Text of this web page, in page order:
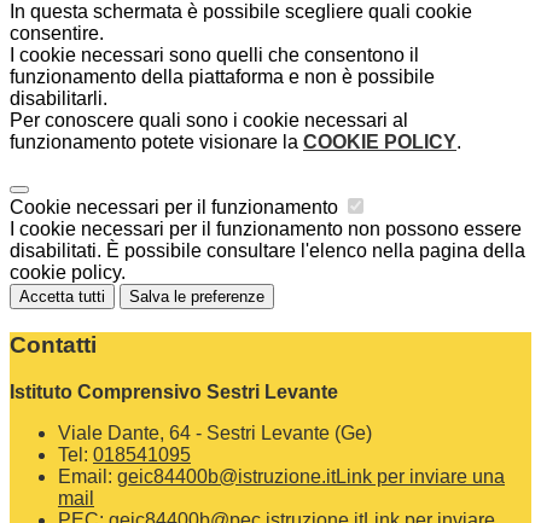
In questa schermata è possibile scegliere quali cookie
consentire.
I cookie necessari sono quelli che consentono il
funzionamento della piattaforma e non è possibile
disabilitarli.
Per conoscere quali sono i cookie necessari al
funzionamento potete visionare la COOKIE POLICY.
Cookie necessari per il funzionamento
I cookie necessari per il funzionamento non possono essere
disabilitati. È possibile consultare l'elenco nella pagina della
cookie policy.
Accetta tutti Salva le preferenze
Contatti
Istituto Comprensivo Sestri Levante
Viale Dante, 64 - Sestri Levante (Ge)
Tel: 018541095
Email: geic84400b@istruzione.itLink per inviare una
mail